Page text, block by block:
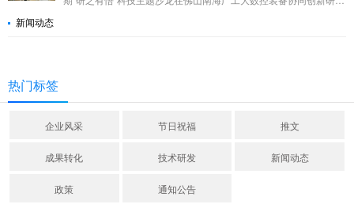
新闻动态
热门标签
企业风采 节日祝福 推文
成果转化 技术研发 新闻动态
政策 通知公告